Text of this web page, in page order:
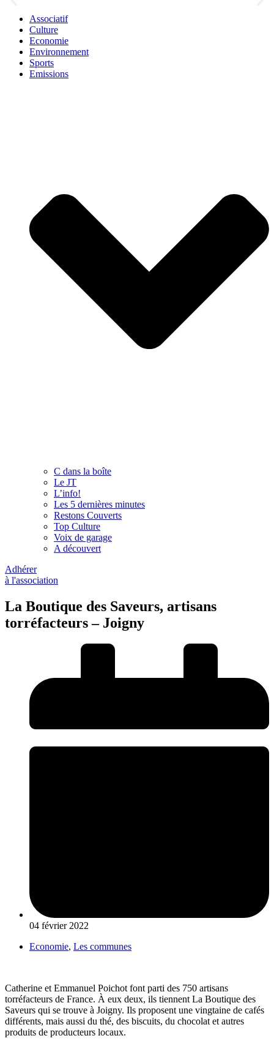
Associatif
Culture
Economie
Environnement
Sports
Emissions
C dans la boîte
Le JT
L’info!
Les 5 dernières minutes
Restons Couverts
Top Culture
Voix de garage
A découvert
Adhérer
à l'association
La Boutique des Saveurs, artisans
torréfacteurs – Joigny
04 février 2022
Economie, Les communes
Catherine et Emmanuel Poichot font parti des 750 artisans
torréfacteurs de France. À eux deux, ils tiennent La Boutique des
Saveurs qui se trouve à Joigny. Ils proposent une vingtaine de cafés
différents, mais aussi du thé, des biscuits, du chocolat et autres
produits de producteurs locaux.